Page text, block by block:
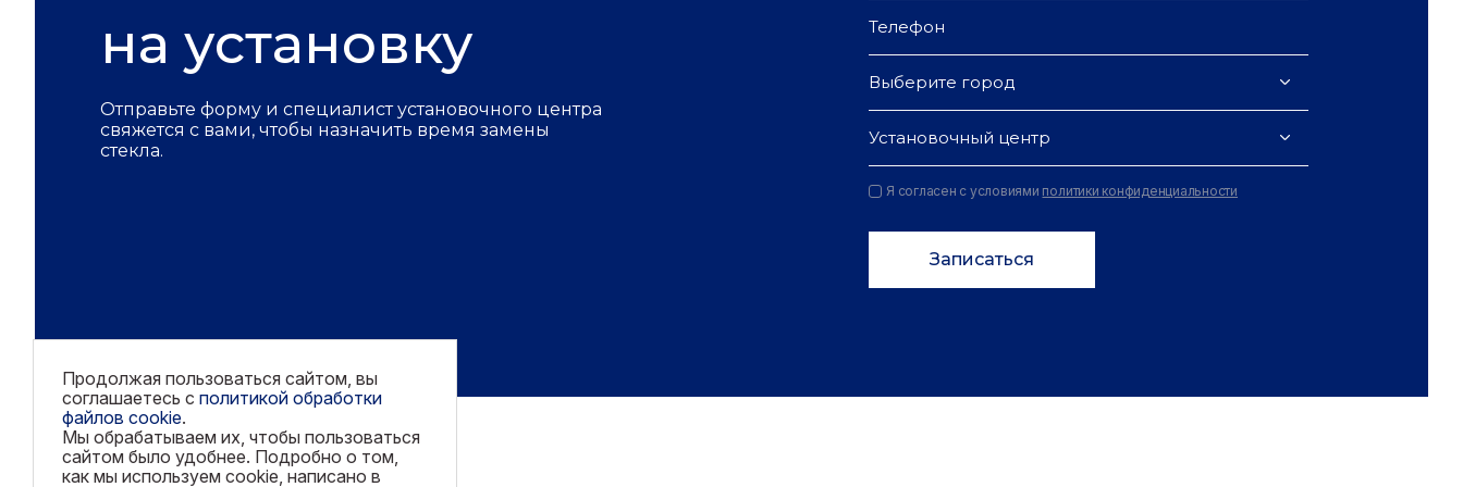
на установку
Отправьте форму и специалист установочного центра
свяжется с вами, чтобы назначить время замены
стекла.
Выберите город
Установочный центр
Я согласен с условиями политики конфиденциальности
Записаться
Продолжая пользоваться сайтом, вы
соглашаетесь с политикой обработки
файлов cookie.
Мы обрабатываем их, чтобы пользоваться
сайтом было удобнее. Подробно о том,
как мы используем cookie, написано в